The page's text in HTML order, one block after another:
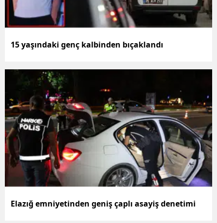
Düzce
15 yaşındaki genç kalbinden bıçaklandı
Elazığ emniyetinden geniş çaplı asayiş denetimi